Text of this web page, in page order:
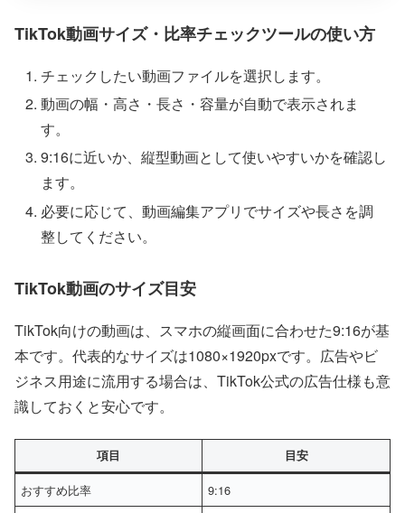
TikTok動画サイズ・比率チェックツールの使い方
チェックしたい動画ファイルを選択します。
動画の幅・高さ・長さ・容量が自動で表示されま
す。
9:16に近いか、縦型動画として使いやすいかを確認し
ます。
必要に応じて、動画編集アプリでサイズや長さを調
整してください。
TikTok動画のサイズ目安
TikTok向けの動画は、スマホの縦画面に合わせた9:16が基
本です。代表的なサイズは1080×1920pxです。広告やビ
ジネス用途に流用する場合は、TikTok公式の広告仕様も意
識しておくと安心です。
項目 目安
おすすめ比率
9:16